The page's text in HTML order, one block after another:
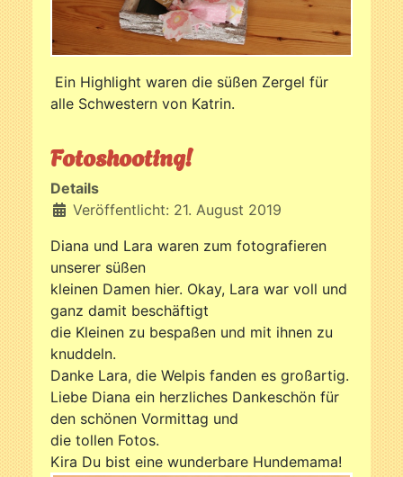
Ein Highlight waren die süßen Zergel für
alle Schwestern von Katrin.
Fotoshooting!
Details
Veröffentlicht: 21. August 2019
Diana und Lara waren zum fotografieren
unserer süßen
kleinen Damen hier. Okay, Lara war voll und
ganz damit beschäftigt
die Kleinen zu bespaßen und mit ihnen zu
knuddeln.
Danke Lara, die Welpis fanden es großartig.
Liebe Diana ein herzliches Dankeschön für
den schönen Vormittag und
die tollen Fotos.
Kira Du bist eine wunderbare Hundemama!